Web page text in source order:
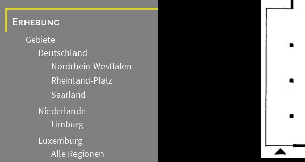
Erhebung
Gebiete
Deutschland
Nordrhein-Westfalen
Rheinland-Pfalz
Saarland
Niederlande
Limburg
Luxemburg
Alle Regionen